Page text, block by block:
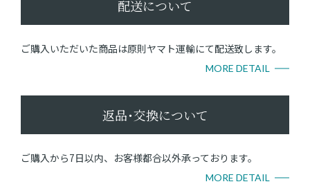
配送について
ご購入いただいた商品は原則ヤマト運輸にて配送致します。
MORE DETAIL
返品･交換について
ご購入から7日以内、お客様都合以外承っております。
MORE DETAIL